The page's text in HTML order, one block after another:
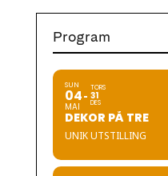
Program
SUN
04
MAI
TORS
31
DES
DEKOR PÅ TRE
UNIK UTSTILLING